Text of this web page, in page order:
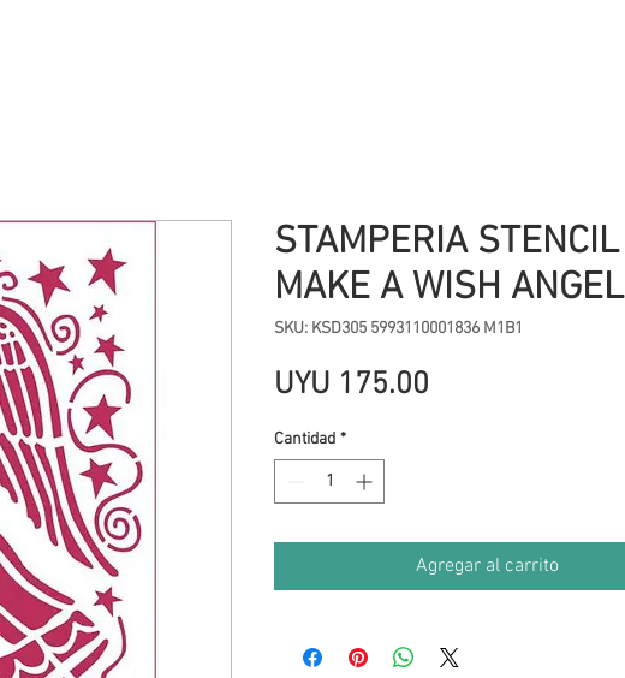
STAMPERIA STENCIL
MAKE A WISH ANGEL
SKU: KSD305 5993110001836 M1B1
UYU 175.00
Cantidad *
Agregar al carrito